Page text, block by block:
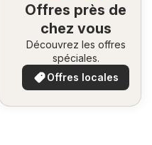
Offres près de
chez vous
Découvrez les offres
spéciales.
Offres locales